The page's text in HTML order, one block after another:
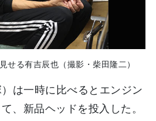
せる有吉辰也（撮影・柴田隆二）
は一時に比べるとエンジン
、新品ヘッドを投入した。